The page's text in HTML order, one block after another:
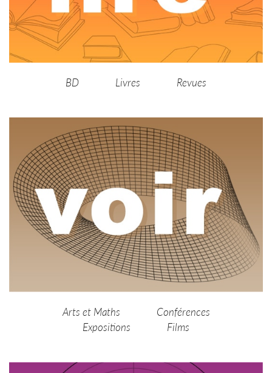
BD Livres Revues
Arts et Maths
Conférences
Expositions
Films